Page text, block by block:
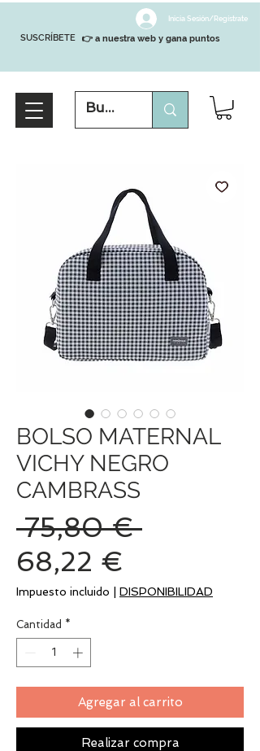
SUSCRÍBETE
Inicia Sesión/Regístrate
👉 a nuestra web y gana puntos
BOLSO MATERNAL
VICHY NEGRO
CAMBRASS
75,80 € Precio
68,22 €
de
Impuesto incluido DISPONIBILIDAD
Cantidad *
Agregar al carrito
Realizar compra